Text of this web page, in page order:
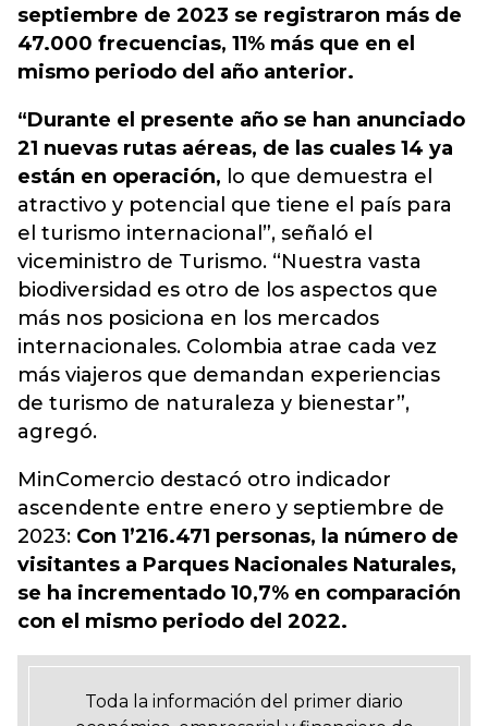
septiembre de 2023 se registraron más de
47.000 frecuencias, 11% más que en el
mismo periodo del año anterior.
“Durante el presente año se han anunciado
21 nuevas rutas aéreas, de las cuales 14 ya
están en operación, lo que demuestra el
atractivo y potencial que tiene el país para
el turismo internacional”, señaló el
viceministro de Turismo. “Nuestra vasta
biodiversidad es otro de los aspectos que
más nos posiciona en los mercados
internacionales. Colombia atrae cada vez
más viajeros que demandan experiencias
de turismo de naturaleza y bienestar”,
agregó.
MinComercio destacó otro indicador
ascendente entre enero y septiembre de
2023: Con 1’216.471 personas, la número de
visitantes a Parques Nacionales Naturales,
se ha incrementado 10,7% en comparación
con el mismo periodo del 2022.
Toda la información del primer diario